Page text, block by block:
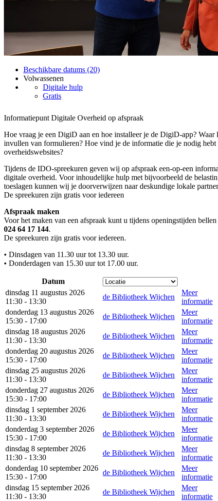
Beschikbare datums (20)
Volwassenen
Digitale hulp
Gratis
Informatiepunt Digitale Overheid op afspraak
Hoe vraag je een DigiD aan en hoe installeer je de DigiD-app?
invullen van formulieren? Hoe vind je de informatie die je nodig hebt
overheidswebsites?
Tijdens de IDO-spreekuren geven wij op afspraak een-op-een
digitale overheid. Voor inhoudelijke hulp met bijvoorbeeld de
toeslagen kunnen wij je doorverwijzen naar deskundige lokale
De spreekuren zijn gratis voor iedereen
Afspraak maken
Voor het maken van een afspraak kunt u tijdens openingstijden
024 64 17 144.
De spreekuren zijn gratis voor iedereen.
• Dinsdagen van 11.30 uur tot 13.30 uur.
• Donderdagen van 15.30 uur tot 17.00 uur.
Datum
dinsdag 11 augustus 2026
11:30 - 13:30
de Bibliotheek Wijchen
Meer
informatie
donderdag 13 augustus 2026
15:30 - 17:00
de Bibliotheek Wijchen
Meer
informatie
dinsdag 18 augustus 2026
11:30 - 13:30
de Bibliotheek Wijchen
Meer
informatie
donderdag 20 augustus 2026
15:30 - 17:00
de Bibliotheek Wijchen
Meer
informatie
dinsdag 25 augustus 2026
11:30 - 13:30
de Bibliotheek Wijchen
Meer
informatie
donderdag 27 augustus 2026
15:30 - 17:00
de Bibliotheek Wijchen
Meer
informatie
dinsdag 1 september 2026
11:30 - 13:30
de Bibliotheek Wijchen
Meer
informatie
donderdag 3 september 2026
15:30 - 17:00
de Bibliotheek Wijchen
Meer
informatie
dinsdag 8 september 2026
11:30 - 13:30
de Bibliotheek Wijchen
Meer
informatie
donderdag 10 september 2026
15:30 - 17:00
de Bibliotheek Wijchen
Meer
informatie
dinsdag 15 september 2026
11:30 - 13:30
de Bibliotheek Wijchen
Meer
informatie